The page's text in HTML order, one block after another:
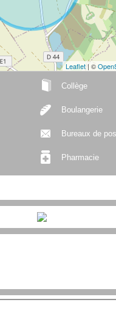
Leaflet| ©
Collège
Boulangerie
Bureaux de
Pharmacie